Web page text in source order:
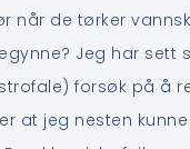
når de tørker
Jeg har sett
forsøk på å
at jeg nesten